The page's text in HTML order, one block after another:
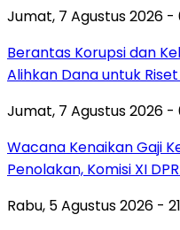
Jumat, 7 Agustus 2026 -
Berantas Korupsi dan
Alihkan Dana untuk
Jumat, 7 Agustus 2026 -
Wacana Kenaikan Gaji
Penolakan, Komisi XI
Rabu, 5 Agustus 2026 -